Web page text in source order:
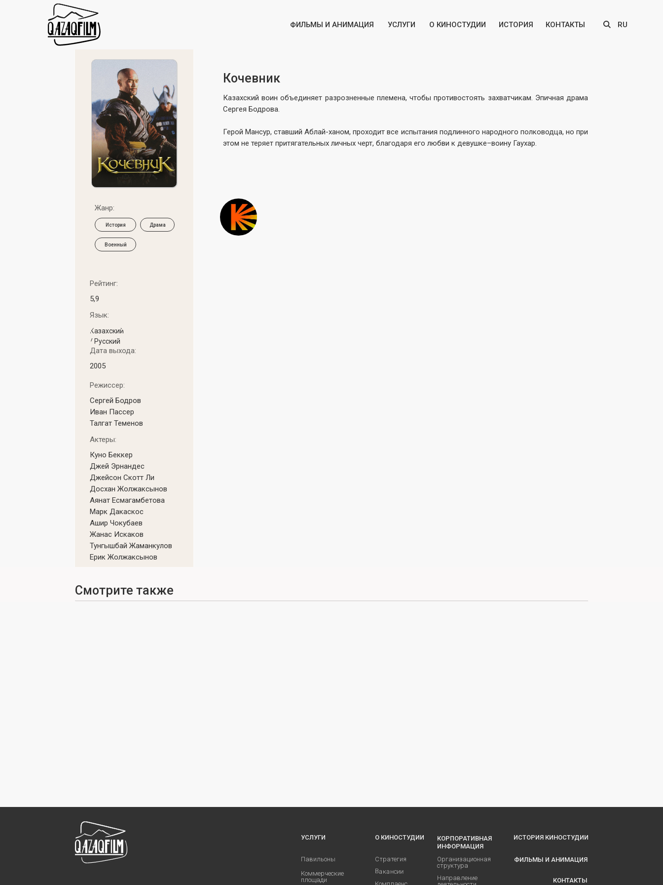
ФИЛЬМЫ И АНИМАЦИЯ УСЛУГИ О КИНОСТУДИИ ИСТОРИЯ КОНТАКТЫ RU
Кочевник
Казахский воин объединяет разрозненные племена, чтобы противостоять захватчикам. Эпичная драма
Сергея Бодрова.
Герой Мансур, ставший Аблай-ханом, проходит все испытания подлинного народного полководца, но при
этом не теряет притягательных личных черт, благодаря его любви к девушке–воину Гаухар.
Жанр:
Военный
История Драма
Актеры:
Куно Беккер
Джей Эрнандес
Джейсон Скотт Ли
Досхан Жолжаксынов
Аянат Есмагамбетова
Марк Дакаскос
Ашир Чокубаев
Жанас Искаков
Тунгышбай Жаманкулов
Ерик Жолжаксынов
Режиссер:
Сергей Бодров
Иван Пассер
Талгат Теменов
Язык:
Казахский
/ Русский
Рейтинг:
5,9
Дата выхода:
2005
Смотрите также
КОРПОРАТИВНАЯ
ИНФОРМАЦИЯ
Организационная
структура
Направление
О КИНОСТУДИИ
Стратегия
Вакансии
УСЛУГИ
Павильоны
Коммерческие
площади
КОНТАКТЫ
ФИЛЬМЫ И АНИМАЦИЯ
ИСТОРИЯ КИНОСТУДИИ